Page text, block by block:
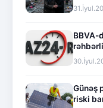
BBVA-
Günəş
riski